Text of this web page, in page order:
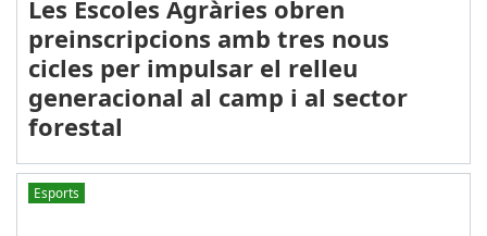
Les Escoles Agràries obren
preinscripcions amb tres nous
cicles per impulsar el relleu
generacional al camp i al sector
forestal
Esports